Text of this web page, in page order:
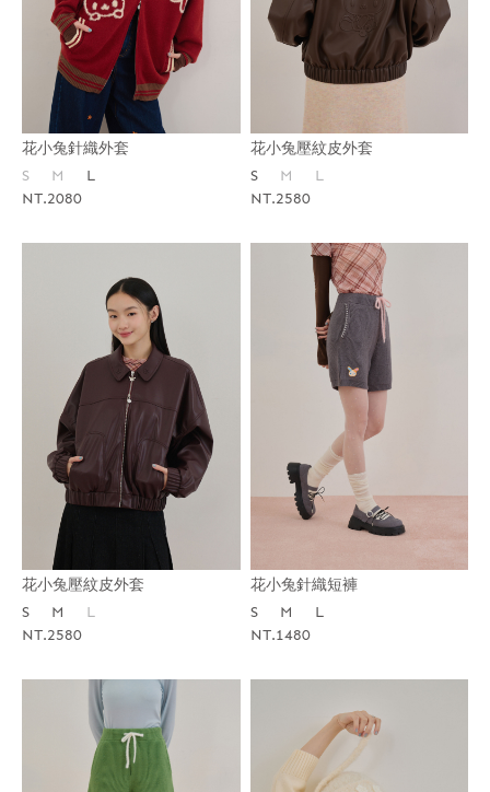
花小兔針織外套
S
M
L
NT.2080
花小兔壓紋皮外套
S
M
L
NT.2580
花小兔壓紋皮外套
S
M
L
NT.2580
花小兔針織短褲
S
M
L
NT.1480